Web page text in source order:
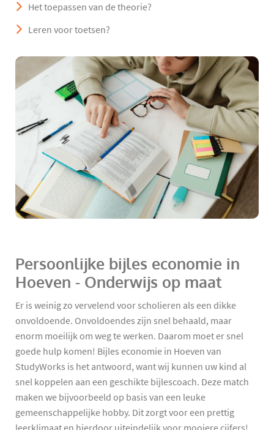
Het toepassen van de theorie?
Leren voor toetsen?
Persoonlijke bijles economie in
Hoeven - Onderwijs op maat
Er is weinig zo vervelend voor scholieren als een dikke
onvoldoende. Onvoldoendes zijn snel behaald, maar
enorm moeilijk om weg te werken. Daarom moet er snel
goede hulp komen! Bijles economie in Hoeven van
StudyWorks is het antwoord, want wij kunnen uw kind al
snel koppelen aan een geschikte bijlescoach. Deze match
maken we bijvoorbeeld op basis van een leuke
gemeenschappelijke hobby. Dit zorgt voor een prettig